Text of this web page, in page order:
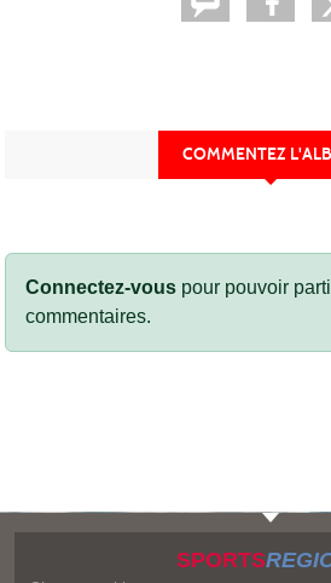
COMMENTEZ
Connectez-vous pour pouvoir
commentaires.
SPORTS